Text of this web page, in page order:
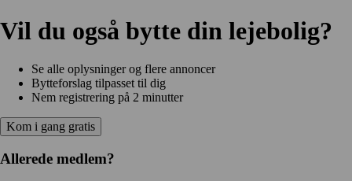
Vil du også bytte din lejebolig?
Se alle oplysninger og flere annoncer
Bytteforslag tilpasset til dig
Nem registrering på 2 minutter
Kom i gang gratis
Allerede medlem?